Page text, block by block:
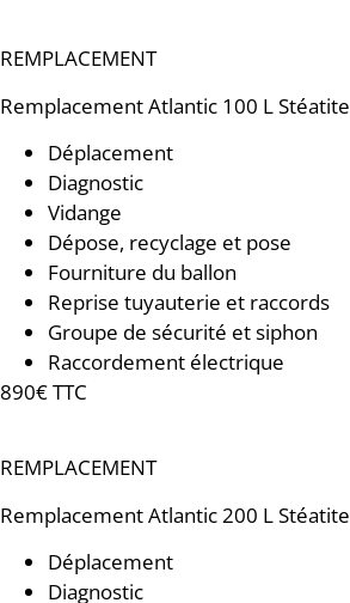
REMPLACEMENT
RemplacementAtlantic 100 L Stéatite
Déplacement
Diagnostic
Vidange
Dépose, recyclage et pose
Fourniture du ballon
Reprise tuyauterie et raccords
Groupe de sécurité et siphon
Raccordement électrique
890€ TTC
REMPLACEMENT
RemplacementAtlantic 200 L Stéatite
Déplacement
Diagnostic